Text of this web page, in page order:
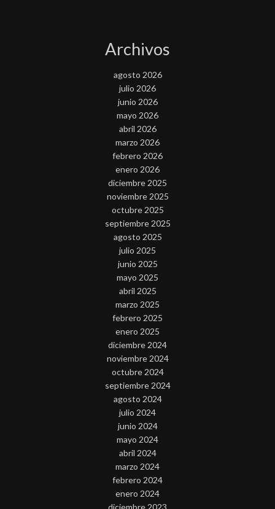
Archivos
agosto 2026
julio 2026
junio 2026
mayo 2026
abril 2026
marzo 2026
febrero 2026
enero 2026
diciembre 2025
noviembre 2025
octubre 2025
septiembre 2025
agosto 2025
julio 2025
junio 2025
mayo 2025
abril 2025
marzo 2025
febrero 2025
enero 2025
diciembre 2024
noviembre 2024
octubre 2024
septiembre 2024
agosto 2024
julio 2024
junio 2024
mayo 2024
abril 2024
marzo 2024
febrero 2024
enero 2024